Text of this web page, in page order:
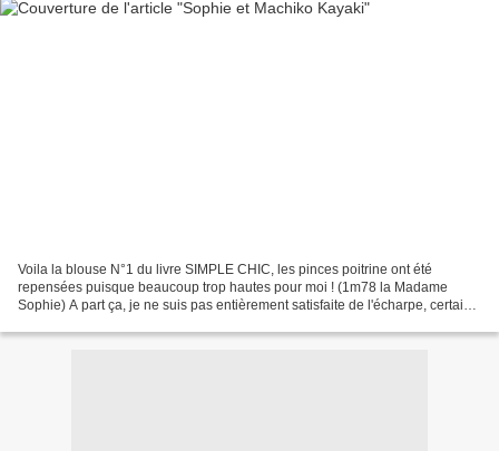
Voila la blouse N°1 du livre SIMPLE CHIC, les pinces poitrine ont été
repensées puisque beaucoup trop hautes pour moi ! (1m78 la Madame
Sophie) A part ça, je ne suis pas entièrement satisfaite de l'écharpe, certains